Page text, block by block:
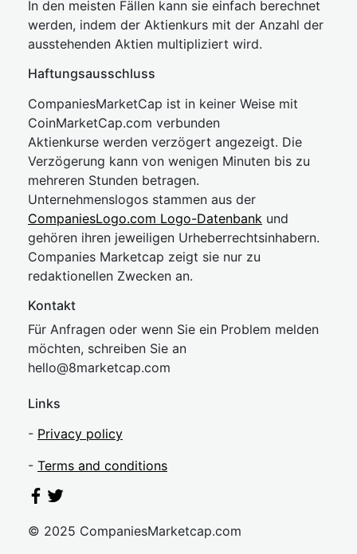
In den meisten Fällen kann sie einfach berechnet
werden, indem der Aktienkurs mit der Anzahl der
ausstehenden Aktien multipliziert wird.
Haftungsausschluss
CompaniesMarketCap ist in keiner Weise mit
CoinMarketCap.com verbunden
Aktienkurse werden verzögert angezeigt. Die
Verzögerung kann von wenigen Minuten bis zu
mehreren Stunden betragen.
Unternehmenslogos stammen aus der
CompaniesLogo.com Logo-Datenbank und
gehören ihren jeweiligen Urheberrechtsinhabern.
Companies Marketcap zeigt sie nur zu
redaktionellen Zwecken an.
Kontakt
Für Anfragen oder wenn Sie ein Problem melden
möchten, schreiben Sie an
hello@8marketcap.com
Links
- Privacy policy
- Terms and conditions
© 2025 CompaniesMarketcap.com